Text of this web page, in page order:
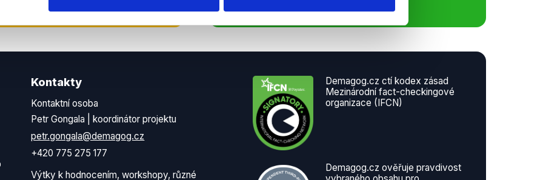
Kontakty
Kontaktní osoba
Petr Gongala | koordinátor projektu
petr.gongala@demagog.cz
+420 775 275 177
Výtky k hodnocením, workshopy, různé
Demagog.cz ctí kodex zásad
Mezinárodní fact-checkingové
organizace (IFCN)
Demagog.cz ověřuje pravdivost